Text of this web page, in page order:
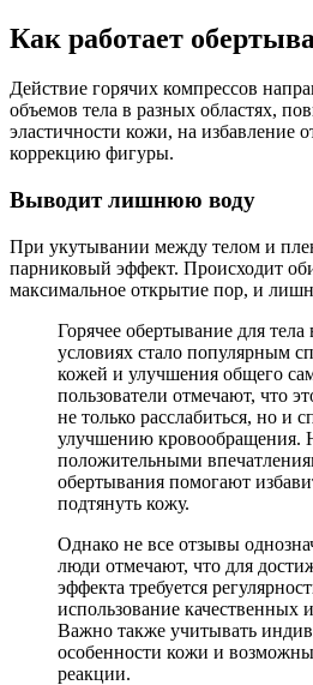
Как работает
Действие горячих компрессов
объемов тела в разных областях,
эластичности кожи, на избавление
коррекцию фигуры.
Выводит лишнюю воду
При укутывании между телом и
парниковый эффект. Происходит
максимальное открытие пор, и
Горячее обертывание для
условиях стало популярным
кожей и улучшения общего
пользователи отмечают, что
не только расслабиться, но и
улучшению кровообращения.
положительными
обертывания помогают
подтянуть кожу.
Однако не все отзывы
люди отмечают, что для
эффекта требуется
использование качественных
Важно также учитывать
особенности кожи и
реакции.